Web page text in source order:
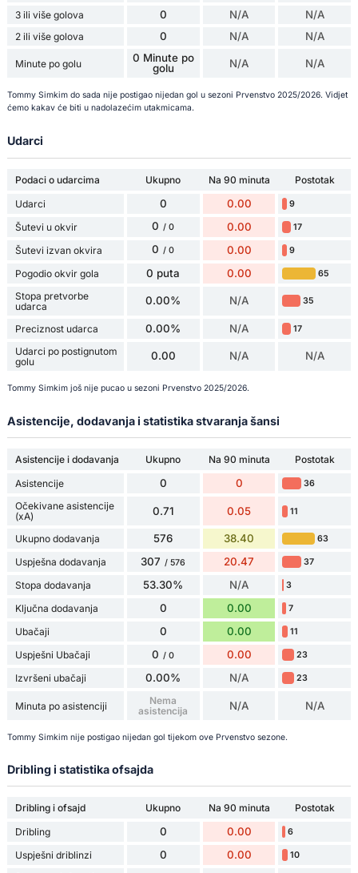
3 ili više golova 0 N/A N/A
2 ili više golova 0 N/A N/A
Minute po golu
0 Minute po
golu
N/A N/A
Tommy Simkim do sada nije postigao nijedan gol u sezoni Prvenstvo 2025/2026. Vidjet
ćemo kakav će biti u nadolazećim utakmicama.
Udarci
Podaci o udarcima Ukupno Na 90 minuta
Postotak
Udarci
0 0.00 9
Šutevi u okvir 0 / 0 0.00 17
Šutevi izvan okvira 0 / 0 0.00 9
Pogodio okvir gola 0 puta 0.00 65
Stopa pretvorbe
udarca
0.00% N/A 35
Preciznost udarca 0.00% N/A 17
Udarci po postignutom
golu
0.00 N/A N/A
Tommy Simkim još nije pucao u sezoni Prvenstvo 2025/2026.
Asistencije, dodavanja i statistika stvaranja šansi
Asistencije i dodavanja Ukupno Na 90 minuta
Postotak
Asistencije
0 0 36
Očekivane asistencije
(xA)
0.71 0.05 11
Ukupno dodavanja 576 38.40 63
Uspješna dodavanja 307 / 576 20.47 37
Stopa dodavanja 53.30% N/A 3
Ključna dodavanja 0 0.00 7
Ubačaji 0 0.00 11
Uspješni Ubačaji 0 / 0 0.00 23
Izvršeni ubačaji 0.00% N/A 23
Minuta po asistenciji
Nema
asistencija
N/A N/A
Tommy Simkim nije postigao nijedan gol tijekom ove Prvenstvo sezone.
Dribling i statistika ofsajda
Dribling i ofsajd Ukupno Na 90 minuta
Postotak
Dribling
0 0.00 6
Uspješni driblinzi 0 0.00 10